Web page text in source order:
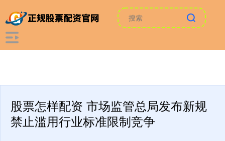
股票怎样配资 市场监管总局发布新规
禁止滥用行业标准限制竞争